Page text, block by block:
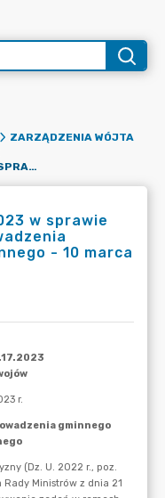
ZARZĄDZENIA WÓJTA
ZARZĄDZENIE NR 0050.17.2023 W SPRAWIE PRZYGOTOWANIA I PRZEPROWADZENIA GMINNEGO ĆWICZENIA OBRONNEGO - 10 MARCA 202
w sprawie
- 10 marca